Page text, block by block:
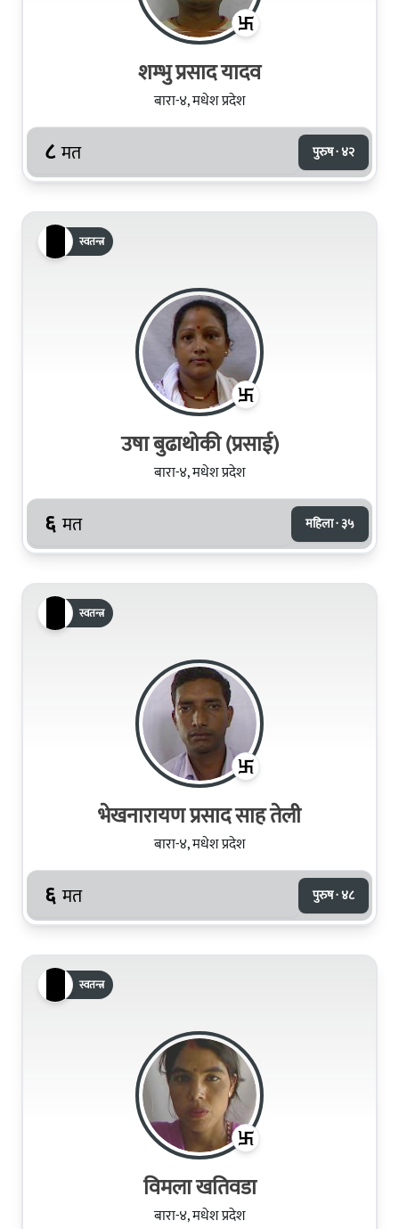
शम्‍भु प्रसाद यादव
बारा-४, मधेश प्रदेश
८ मत पुरुष · ४२
स्वतन्त्र
उषा बुढाथोकी (प्रसाई)
बारा-४, मधेश प्रदेश
६ मत महिला · ३५
स्वतन्त्र
भेखनारायण प्रसाद साह तेली
बारा-४, मधेश प्रदेश
६ मत पुरुष · ४८
स्वतन्त्र
विमला खतिवडा
बारा-४, मधेश प्रदेश